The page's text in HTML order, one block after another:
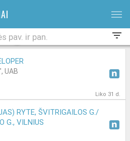
bars
filter_list
UAB
Liko 31 d.
RYTE, ŠVITRIGAILOS G./
G., VILNIUS